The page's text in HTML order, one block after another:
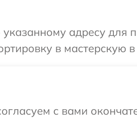
адресу для
в мастерскую
с вами